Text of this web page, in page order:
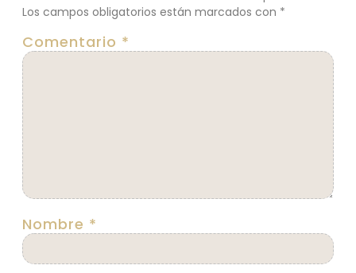
Los campos obligatorios están marcados con *
Comentario *
Nombre *